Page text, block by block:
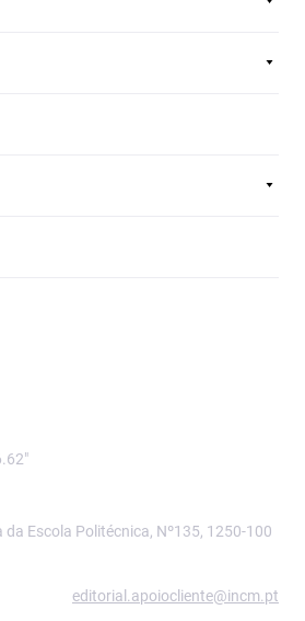
Escola Politécnica, Nº135, 1250-100
editorial.apoiocliente@incm.pt